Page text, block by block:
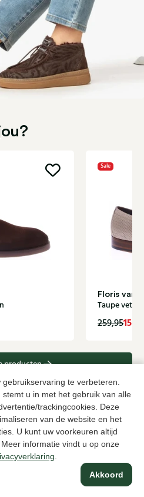
te verbeteren.
u in met het gebruik van alle
trackingcookies. Deze
van de website en het
U kunt uw voorkeuren altijd
Meer informatie vindt u op onze
Akkoord
Sale
Floris van
Taupe
259,95
producten
Den Haag
Voor heren